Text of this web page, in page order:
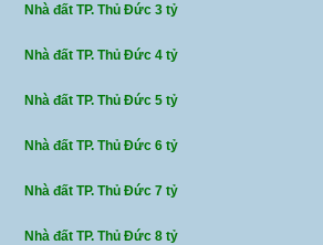
Nhà đất TP. Thủ Đức 3 tỷ
Nhà đất TP. Thủ Đức 4 tỷ
Nhà đất TP. Thủ Đức 5 tỷ
Nhà đất TP. Thủ Đức 6 tỷ
Nhà đất TP. Thủ Đức 7 tỷ
Nhà đất TP. Thủ Đức 8 tỷ